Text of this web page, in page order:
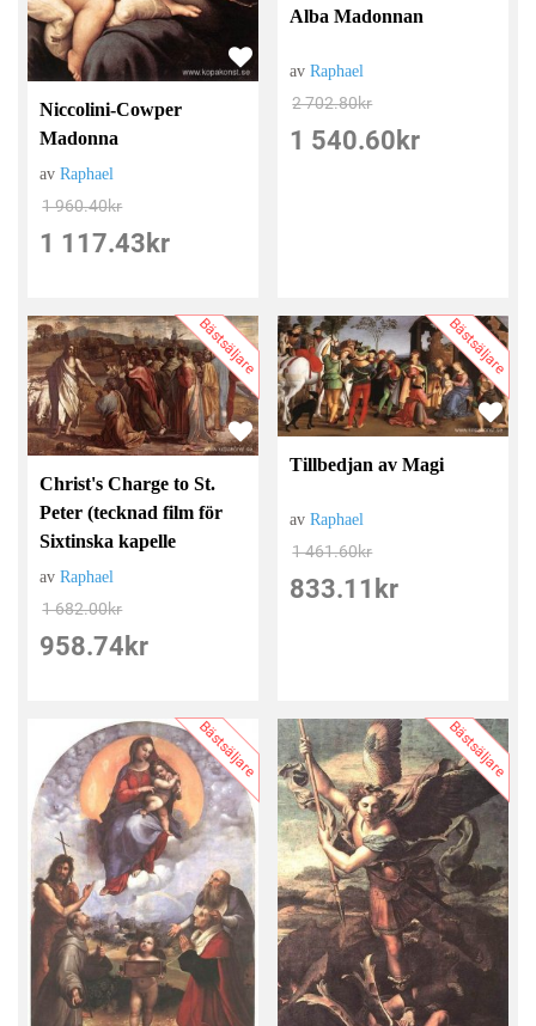
Niccolini-Cowper
Madonna
avRaphael
1 960.40kr
1 117.43 kr
Alba Madonnan
avRaphael
2 702.80kr
1 540.60 kr
Bästsäljare
Christ's Charge to St.
Peter (tecknad film för
Sixtinska kapelle
avRaphael
1 682.00kr
958.74 kr
Bästsäljare
Tillbedjan av Magi
avRaphael
1 461.60kr
833.11 kr
Bästsäljare Bästsäljare